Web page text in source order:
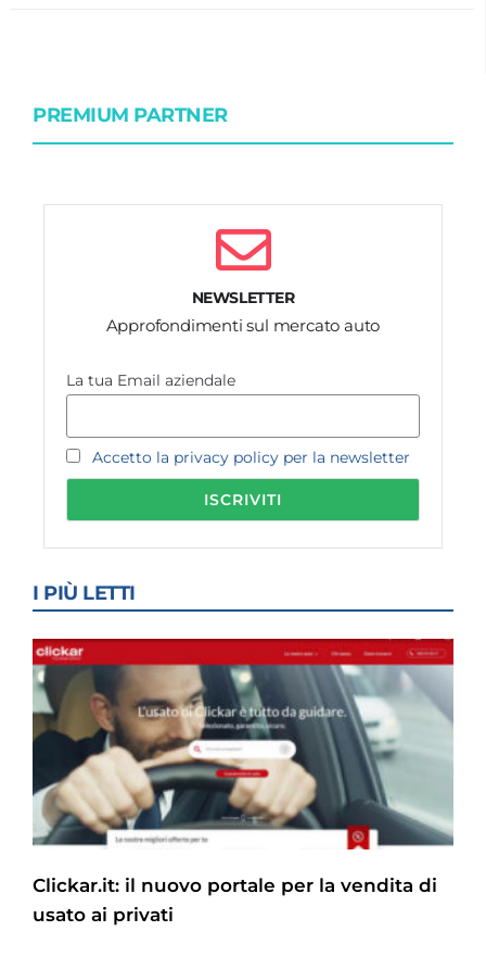
PREMIUM PARTNER
NEWSLETTER
Approfondimenti sul mercato auto
La tua Email aziendale
Accetto la privacy policy per la newsletter
I PIÙ LETTI
Clickar.it: il nuovo portale per la vendita di
usato ai privati